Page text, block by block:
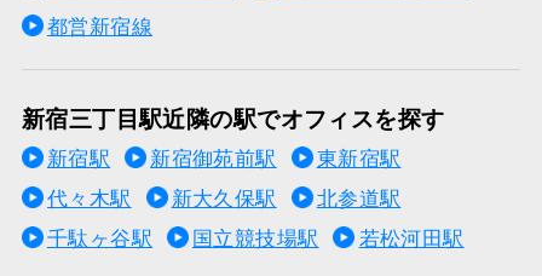
都営新宿線
新宿三丁目駅近隣の駅でオフィスを探す
新宿駅 新宿御苑前駅
東新宿駅
代々木駅
新大久保駅
北参道駅
千駄ヶ谷駅
国立競技場駅 若松河田駅